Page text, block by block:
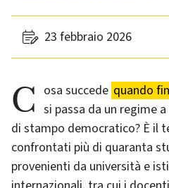
23 febbraio 2026
Cosa succede quando
si passa da un regime
di stampo democratico? È il
confrontati più di quaranta
provenienti da università e